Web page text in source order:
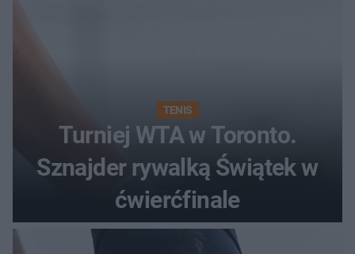
TENIS
Turniej WTA w Toronto.
Sznajder rywalką Świątek w
ćwierćfinale